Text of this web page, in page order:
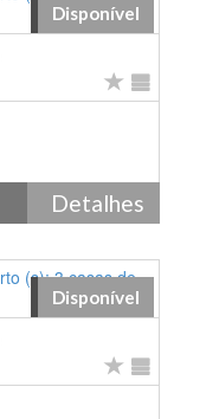
Disponível
Detalhes
Disponível